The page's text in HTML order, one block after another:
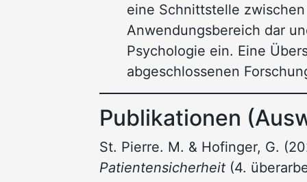
eine Schnittstelle
Anwendungsbereich dar
Psychologie ein. Eine
abgeschlossenen
Publikationen
St. Pierre. M. & Hofinger, G.
Patientensicherheit (4.